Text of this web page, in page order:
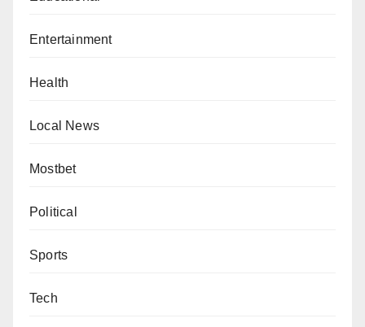
Entertainment
Health
Local News
Mostbet
Political
Sports
Tech